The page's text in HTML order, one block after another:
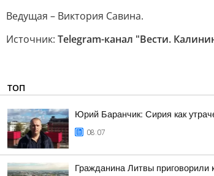
Ведущая – Виктория Савина.
Источник: Telegram-канал "Вести.
ТОП
Юрий Баранчик: Сирия как
08:07
Гражданина Литвы приговорили